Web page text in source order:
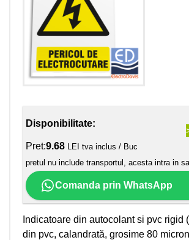
Disponibilitate:
Pret:9.68 LEI tva inclus / Buc
pretul nu include transportul, acesta intra in
Comanda prin WhatsApp
Indicatoare din autocolant si pvc rigid
din pvc, calandrată, grosime 80